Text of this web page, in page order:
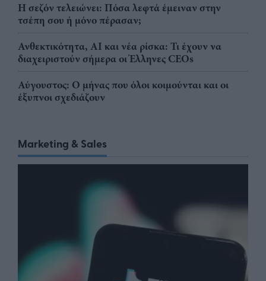
Η σεζόν τελειώνει: Πόσα λεφτά έμειναν στην
τσέπη σου ή μόνο πέρασαν;
Ανθεκτικότητα, AI και νέα ρίσκα: Τι έχουν να
διαχειριστούν σήμερα οι Έλληνες CEOs
Αύγουστος: Ο μήνας που όλοι κοιμούνται και οι
έξυπνοι σχεδιάζουν
Marketing & Sales